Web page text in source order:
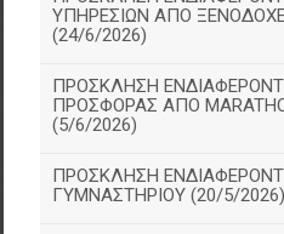
ΥΠΗΡΕΣΙΩΝ ΑΠΟ
(24/6/2026)
ΠΡΟΣΚΛΗΣΗ
ΠΡΟΣΦΟΡΑΣ ΑΠΟ
(5/6/2026)
ΠΡΟΣΚΛΗΣΗ
ΓΥΜΝΑΣΤΗΡΙΟΥ (20/5/2026)